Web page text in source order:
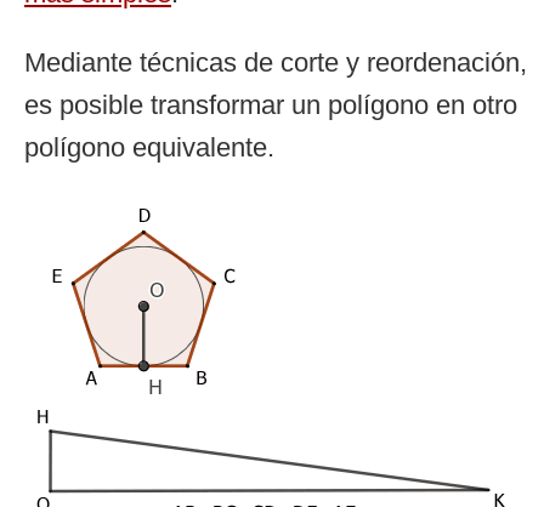
Mediante técnicas de corte y reordenación,
es posible transformar un polígono en otro
polígono equivalente.